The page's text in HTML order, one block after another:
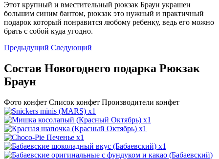
Этот крупный и вместительный рюкзак Браун украшен
большим синим бантом, рюкзак это нужный и практичный
подарок который понравится любому ребенку, ведь его можно
брать с собой куда угодно.
Предыдущий Следующий
Состав Новогоднего подарка Рюкзак
Браун
Фото конфет Список конфет Производители конфет
x1
x1
x1
x1
x1